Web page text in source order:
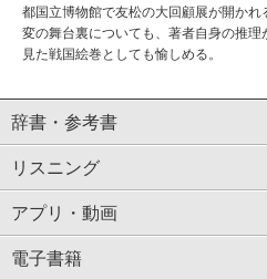
都国立博物館で友松の大回顧展が開か
変の舞台裏についても、著者自身の推
見た戦国絵巻としても愉しめる。
辞書・参考書
リスニング
アプリ・動画
電子書籍